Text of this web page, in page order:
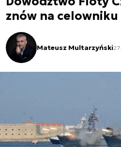
znów na celowniku
Mateusz Multarzyński